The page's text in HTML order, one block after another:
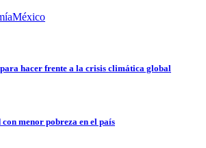
México
hacer frente a la crisis climática global
menor pobreza en el país